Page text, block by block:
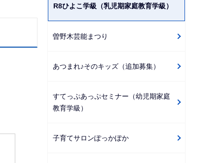
ョ
ン
こ
か
R8ひよこ学級（乳児期家庭教育学級）
曽野木芸能まつり
あつまれ♪そのキッズ（追加募集）
すてっぷあっぷセミナー（幼児期家庭
教育学級）
子育てサロンぽっかぽか